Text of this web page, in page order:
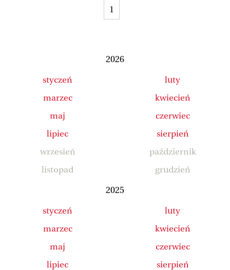
1
2026
styczeń
luty
marzec
kwiecień
maj
czerwiec
lipiec
sierpień
wrzesień
październik
listopad
grudzień
2025
styczeń
luty
marzec
kwiecień
maj
czerwiec
lipiec
sierpień